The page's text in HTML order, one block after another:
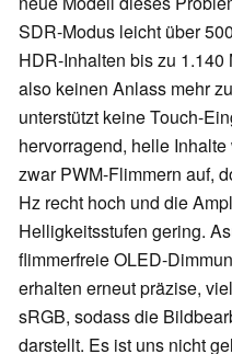
SDR-Modus leicht über
HDR-Inhalten bis zu
also keinen Anlass mehr
unterstützt keine Touch-
hervorragend, helle
zwar PWM-Flimmern auf,
Hz recht hoch und die
Helligkeitsstufen gering.
flimmerfreie OLED-
erhalten erneut präzise,
sRGB, sodass die
darstellt. Es ist uns nicht